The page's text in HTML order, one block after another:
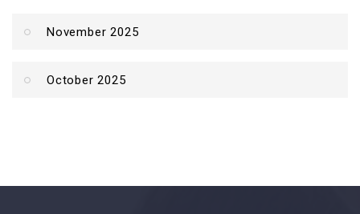
November 2025
October 2025